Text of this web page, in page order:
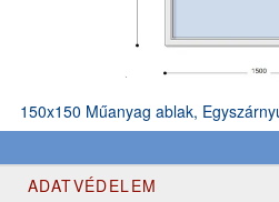
150x150 Műanyag ablak,
ADATVÉDELEM